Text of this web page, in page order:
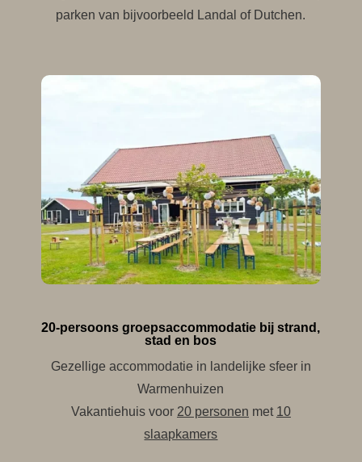
parken van bijvoorbeeld Landal of Dutchen.
20-persoons groepsaccommodatie bij strand,
stad en bos
Gezellige accommodatie in landelijke sfeer in
Warmenhuizen
Vakantiehuis voor 20 personen met 10
slaapkamers